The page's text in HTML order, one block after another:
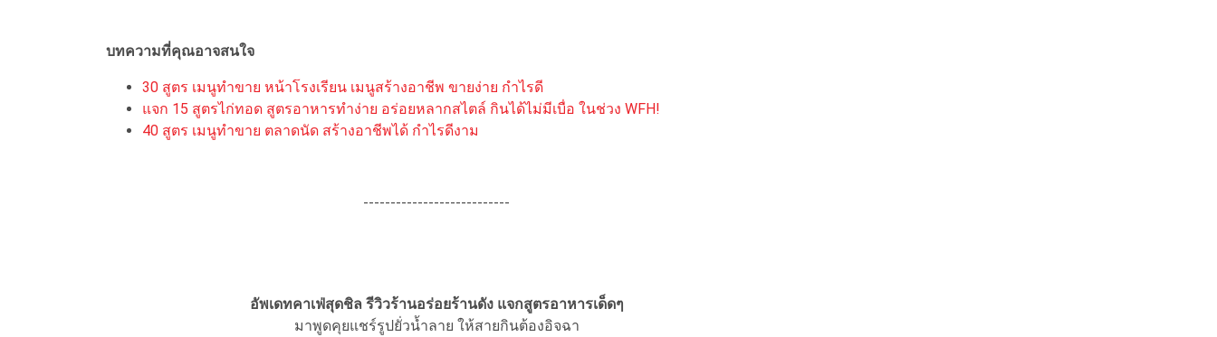
บทความที่คุณอาจสนใจ
30 สูตร เมนูทำขาย หน้าโรงเรียน เมนูสร้างอาชีพ ขายง่าย กำไรดี
แจก 15 สูตรไก่ทอด สูตรอาหารทำง่าย อร่อยหลากสไตล์ กินได้ไม่มีเบื่อ ในช่วง WFH!
40 สูตร เมนูทำขาย ตลาดนัด สร้างอาชีพได้ กำไรดีงาม
---------------------------
อัพเดทคาเฟ่สุดชิล รีวิวร้านอร่อยร้านดัง แจกสูตรอาหารเด็ดๆ
มาพูดคุยแชร์รูปยั่วน้ำลาย ให้สายกินต้องอิจฉา